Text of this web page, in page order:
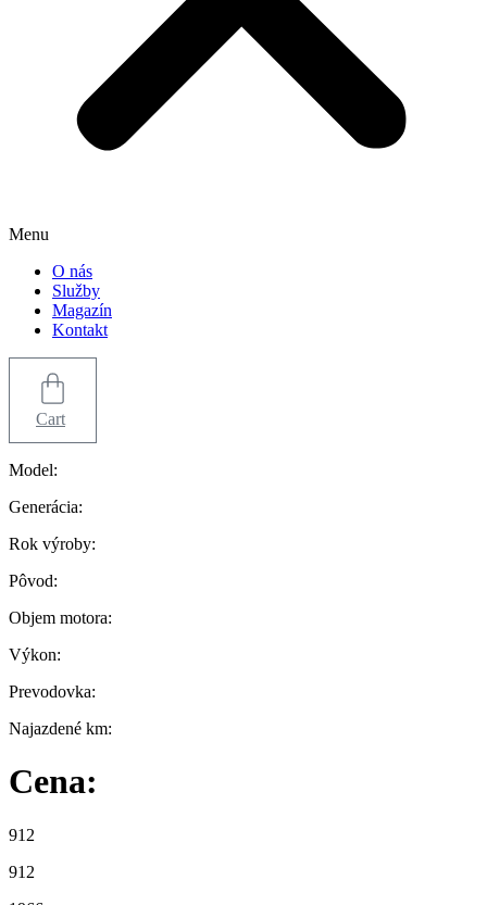
Menu
O nás
Služby
Magazín
Kontakt
Cart
Model:
Generácia:
Rok výroby:
Pôvod:
Objem motora:
Výkon:
Prevodovka:
Najazdené km:
Cena:
912
912